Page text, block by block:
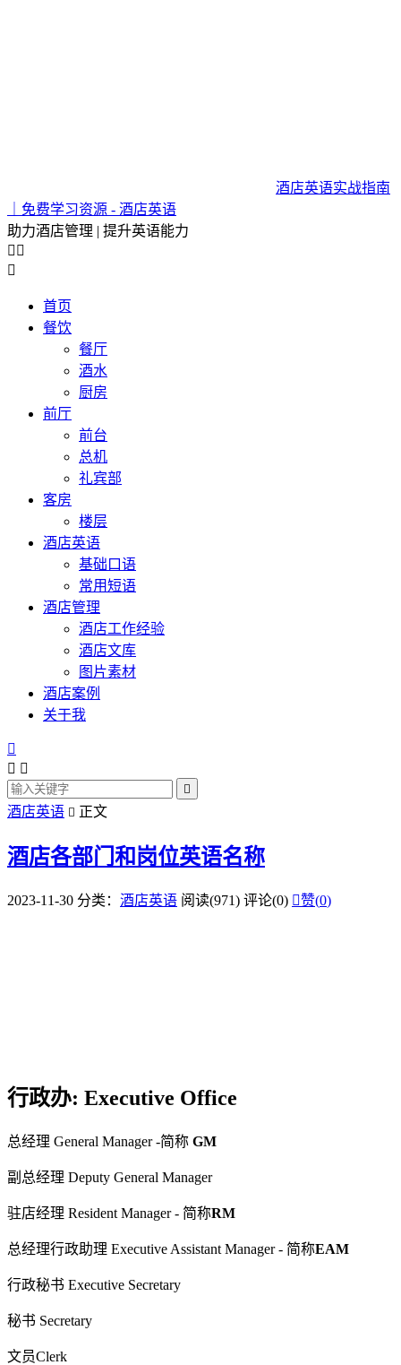
酒店英语实战指南
｜免费学习资源 - 酒店英语
助力酒店管理 | 提升英语能力
 

首页
餐饮
餐厅
酒水
厨房
前厅
前台
总机
礼宾部
客房
楼层
酒店英语
基础口语
常用短语
酒店管理
酒店工作经验
酒店文库
图片素材
酒店案例
关于我

 

酒店英语  正文
酒店各部门和岗位英语名称
2023-11-30 分类： 酒店英语 阅读(971) 评论(0) 赞(0)
行政办: Executive Office
总经理 General Manager -简称 GM
副总经理 Deputy General Manager
驻店经理 Resident Manager - 简称RM
总经理行政助理 Executive Assistant Manager - 简称EAM
行政秘书 Executive Secretary
秘书 Secretary
文员Clerk